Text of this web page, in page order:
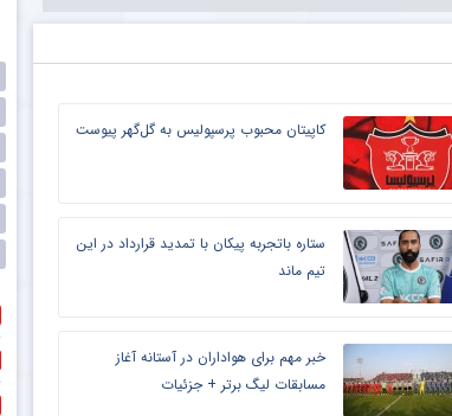
کاپیتان محبوب پرسپولیس به گل‌گهر پیوست
ستاره باتجربه پیکان با تمدید قرارداد در این
تیم ماند
خبر مهم برای هواداران در آستانه آغاز
مسابقات لیگ برتر + جزئیات